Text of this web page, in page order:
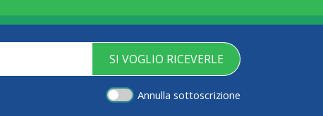
SI VOGLIO RICEVERLE
Annulla sottoscrizione